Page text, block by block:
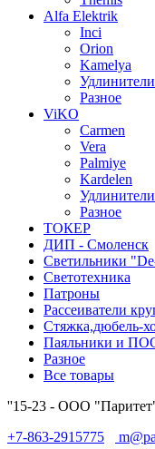
Alfa Elektrik
Inci
Orion
Kamelya
Разное
ViKO
Carmen
Vera
Palmiye
Kardelen
Разное
ТОКЕР
ДИП - Смоленск
Светильники
Светотехника
Патроны
Рассеиватели
Стяжка,дюбель-
Паяльники и
Разное
Все товары
''15-23 - ООО
+7-863-2915775